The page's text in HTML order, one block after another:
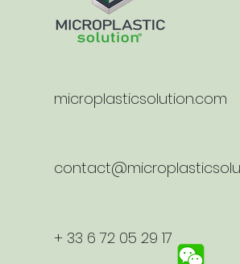
microplasticsolution.com
+ 33 6 72 05 29 17